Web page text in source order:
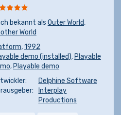
bekannt als Outer World,
World
,1992
demo (installed), Playable
, Playable demo
Delphine Software
Interplay
Productions